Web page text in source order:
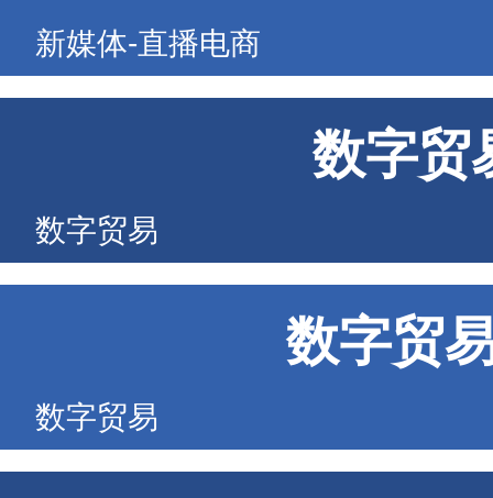
新媒体-直播电商
数字贸
数字贸易
数字贸
数字贸易